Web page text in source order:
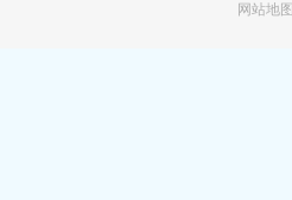
网站地图